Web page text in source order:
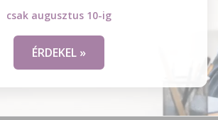
csak augusztus 10-ig
ÉRDEKEL »